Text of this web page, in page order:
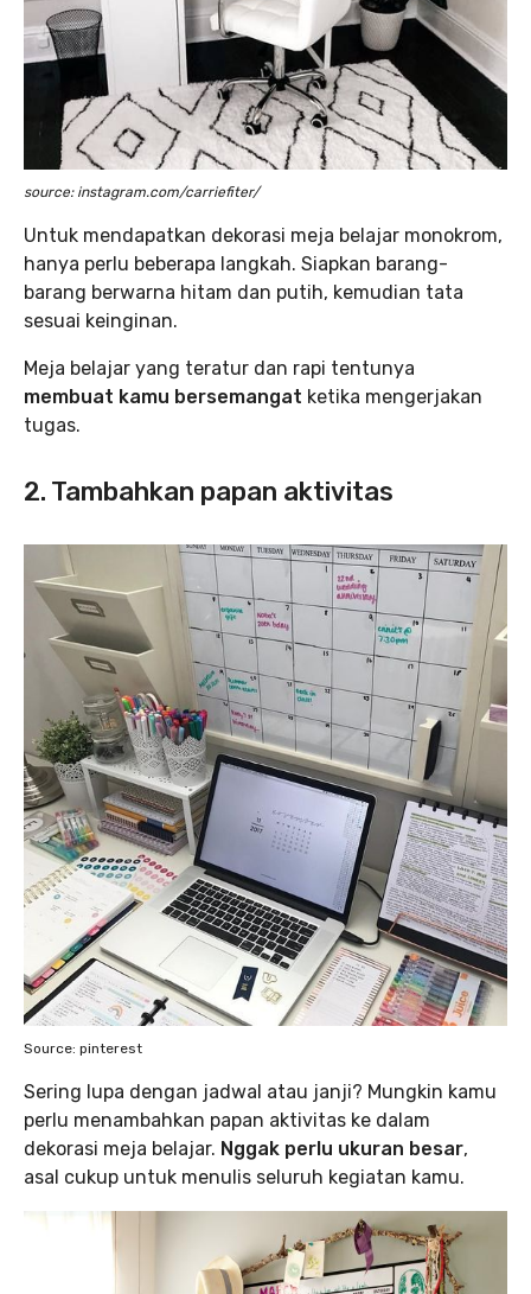
source: instagram.com/carriefiter/
Untuk mendapatkan dekorasi meja belajar monokrom,
hanya perlu beberapa langkah. Siapkan barang-
barang berwarna hitam dan putih, kemudian tata
sesuai keinginan.
Meja belajar yang teratur dan rapi tentunya
membuat kamu bersemangat ketika mengerjakan
tugas.
2. Tambahkan papan aktivitas
Source: pinterest
Sering lupa dengan jadwal atau janji? Mungkin kamu
perlu menambahkan papan aktivitas ke dalam
dekorasi meja belajar. Nggak perlu ukuran besar,
asal cukup untuk menulis seluruh kegiatan kamu.